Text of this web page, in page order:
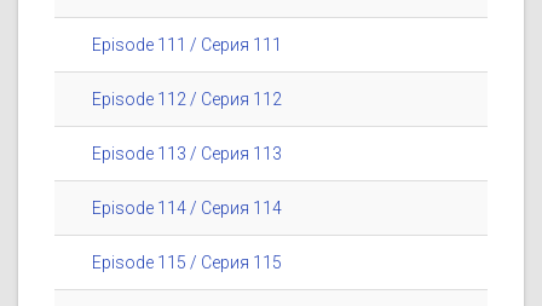
Episode 111 / Серия 111
Episode 112 / Серия 112
Episode 113 / Серия 113
Episode 114 / Серия 114
Episode 115 / Серия 115